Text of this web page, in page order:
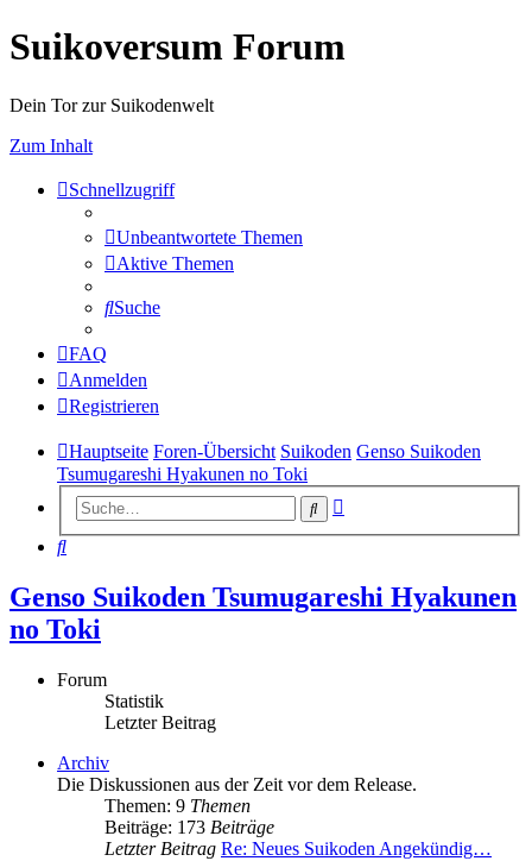
Suikoversum Forum
Dein Tor zur Suikodenwelt
Zum Inhalt
Schnellzugriff
Unbeantwortete Themen
Aktive Themen
Suche
FAQ
Anmelden
Registrieren
Hauptseite Foren-Übersicht Suikoden Genso Suikoden
Tsumugareshi Hyakunen no Toki
Suche
Suche
Genso Suikoden Tsumugareshi Hyakunen
no Toki
Forum
Statistik
Letzter Beitrag
Archiv
Die Diskussionen aus der Zeit vor dem Release.
Themen: 9 Themen
Beiträge: 173 Beiträge
Letzter Beitrag Re: Neues Suikoden Angekündig…